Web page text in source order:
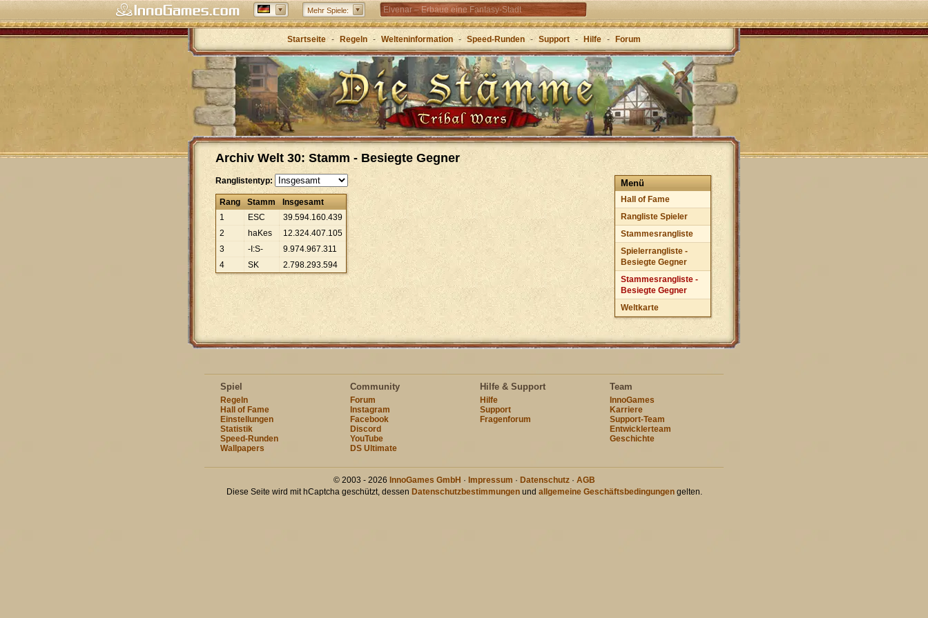
Mehr Spiele: Elvenar – Erbaue eine Fantasy-Stadt
Forge of Empires – Mit Strategie durch die Zeitalter
Grepolis – Erbaue dein Reich im antiken
Griechenland
Startseite - Regeln - Welteninformation - Speed-Runden - Support - Hilfe - Forum
Archiv Welt 30: Stamm - Besiegte Gegner
Menü
Hall of Fame
Rangliste Spieler
Stammesrangliste
Spielerrangliste -
Besiegte Gegner
Stammesrangliste -
Besiegte Gegner
Weltkarte
Ranglistentyp:
Rang Stamm
Insgesamt
1
ESC 39.594.160.439
2
haKes 12.324.407.105
3
-I:S- 9.974.967.311
4
SK 2.798.293.594
Spiel
Regeln
Hall of Fame
Einstellungen
Statistik
Speed-Runden
Wallpapers
Community
Forum
Instagram
Facebook
Discord
YouTube
DS Ultimate
Hilfe & Support
Hilfe
Support
Fragenforum
Team
InnoGames
Karriere
Support-Team
Entwicklerteam
Geschichte
© 2003 - 2026 InnoGames GmbH · Impressum · Datenschutz· AGB
Diese Seite wird mit hCaptcha geschützt, dessen Datenschutzbestimmungenund allgemeine Geschäftsbedingungengelten.